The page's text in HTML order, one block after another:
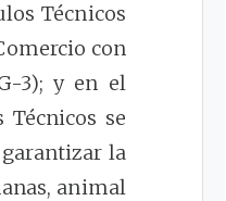
Técnicos
con
3); y en el
Técnicos se
la
animal